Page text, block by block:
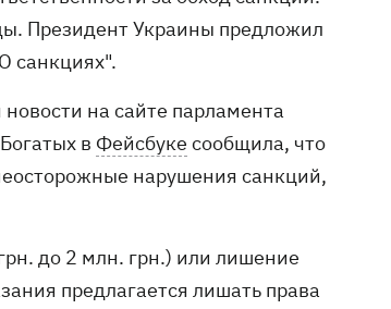
Президент Украины предложил
санкциях".
на сайте парламента
в Фейсбуке сообщила, что
нарушения санкций,
до 2 млн. грн.) или лишение
предлагается лишать права